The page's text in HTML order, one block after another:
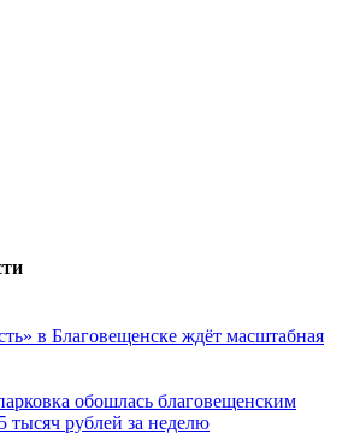
в Благовещенске ждёт масштабная
обошлась благовещенским
тысяч рублей за неделю